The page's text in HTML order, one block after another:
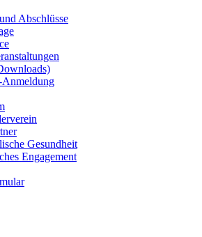
Abschlüsse
Gesundheit
Engagement